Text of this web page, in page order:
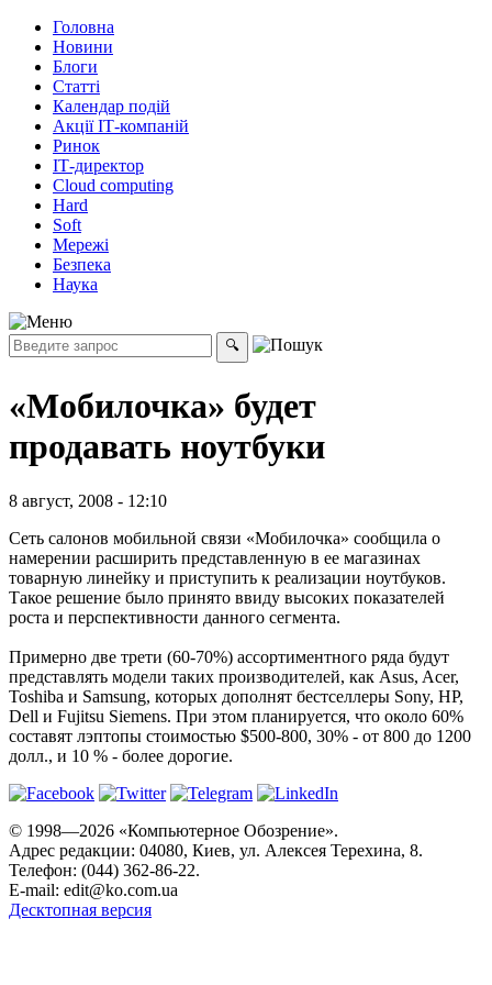
Головна
Новини
Блоги
Статті
Календар подій
Акції ІТ-компаній
Ринок
ІТ-директор
Cloud computing
Hard
Soft
Мережі
Безпека
Наука
«Мобилочка» будет
продавать ноутбуки
8 август, 2008 - 12:10
Сеть салонов мобильной связи «Мобилочка» сообщила о
намерении расширить представленную в ее магазинах
товарную линейку и приступить к реализации ноутбуков.
Такое решение было принято ввиду высоких показателей
роста и перспективности данного сегмента.
Примерно две трети (60-70%) ассортиментного ряда будут
представлять модели таких производителей, как Asus, Acer,
Toshiba и Samsung, которых дополнят бестселлеры Sony, HP,
Dell и Fujitsu Siemens. При этом планируется, что около 60%
составят лэптопы стоимостью $500-800, 30% - от 800 до 1200
долл., и 10 % - более дорогие.
© 1998—2026 «Компьютерное Обозрение».
Адрес редакции: 04080, Киев, ул. Алексея Терехина, 8.
Телефон: (044) 362-86-22.
E-mail: edit@ko.com.ua
Десктопная версия